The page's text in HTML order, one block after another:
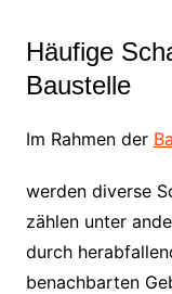
Häufige
Baustelle
Im Rahmen der
werden diverse
zählen unter
durch
benachbarten